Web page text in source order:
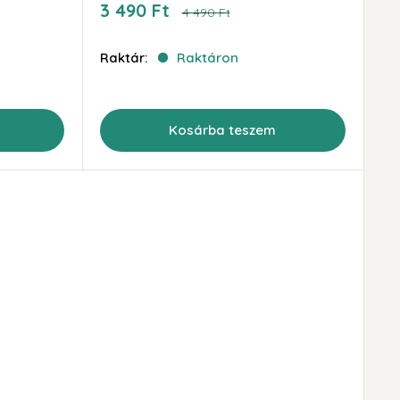
Akciós
3 490 Ft Ár
4 490 Ft
Raktár: Raktáron
Kosárba teszem